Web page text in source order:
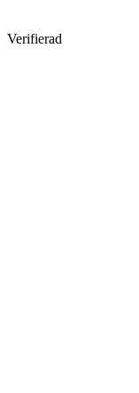
Verifierad